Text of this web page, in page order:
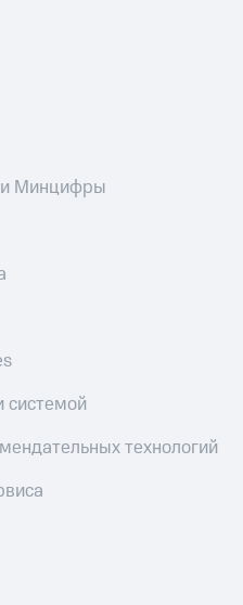
Минцифры
системой
технологий